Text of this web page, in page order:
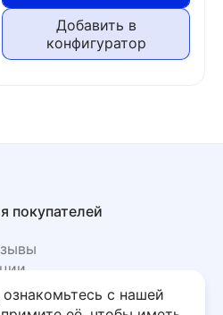
Добавить в
конфигуратор
покупателей
с нашей